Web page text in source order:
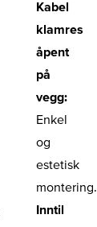
Kabel
klamres
åpent
på
vegg:
Enkel
og
estetisk
montering.
Inntil